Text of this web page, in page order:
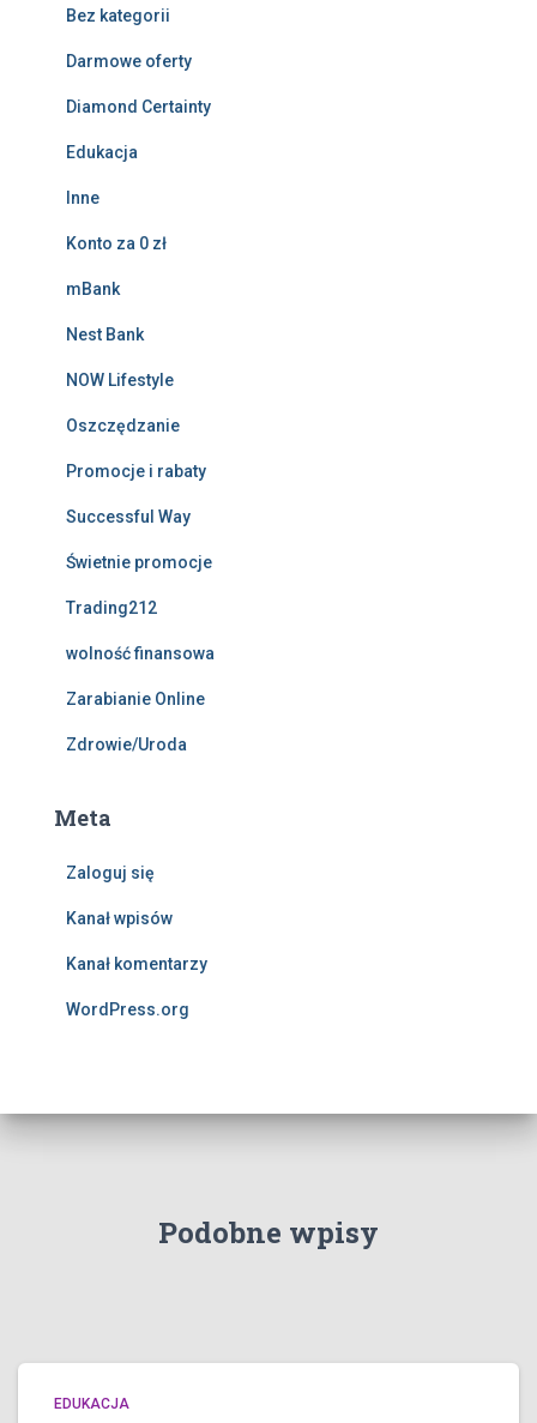
Bez kategorii
Darmowe oferty
Diamond Certainty
Edukacja
Inne
Konto za 0 zł
mBank
Nest Bank
NOW Lifestyle
Oszczędzanie
Promocje i rabaty
Successful Way
Świetnie promocje
Trading212
wolność finansowa
Zarabianie Online
Zdrowie/Uroda
Meta
Zaloguj się
Kanał wpisów
Kanał komentarzy
WordPress.org
Podobne wpisy
EDUKACJA